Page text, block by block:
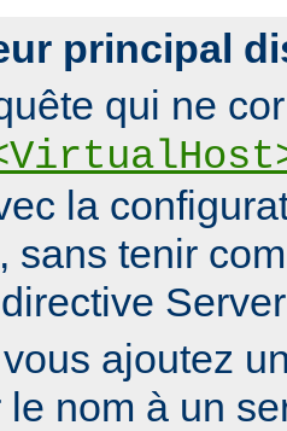
principal
qui ne
la
sans tenir
ajoutez
le nom à un